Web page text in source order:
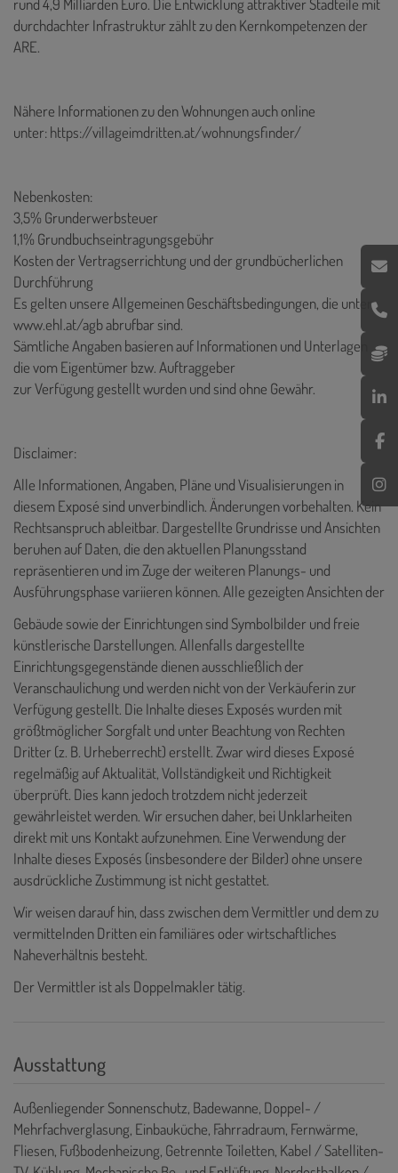
rund 4,9 Milliarden Euro. Die Entwicklung attraktiver Stadteile mit
durchdachter Infrastruktur zählt zu den Kernkompetenzen der
ARE.
Nähere Informationen zu den Wohnungen auch online
unter:https://villageimdritten.at/wohnungsfinder/
Nebenkosten:
3,5% Grunderwerbsteuer
1,1% Grundbuchseintragungsgebühr
Kosten der Vertragserrichtung und der grundbücherlichen
Durchführung
Es gelten unsere Allgemeinen Geschäftsbedingungen, die unter
www.ehl.at/agb abrufbar sind.
Sämtliche Angaben basieren auf Informationen und Unterlagen
die vom Eigentümer bzw. Auftraggeber
zur Verfügung gestellt wurden und sind ohne Gewähr.
Disclaimer:
Alle Informationen, Angaben, Pläne und Visualisierungen in
diesem Exposé sind unverbindlich. Änderungen vorbehalten. Kein
Rechtsanspruch ableitbar. Dargestellte Grundrisse und Ansichten
beruhen auf Daten, die den aktuellen Planungsstand
repräsentieren und im Zuge der weiteren Planungs- und
Ausführungsphase variieren können. Alle gezeigten Ansichten der
Gebäude sowie der Einrichtungen sind Symbolbilder und freie
künstlerische Darstellungen. Allenfalls dargestellte
Einrichtungsgegenstände dienen ausschließlich der
Veranschaulichung und werden nicht von der Verkäuferin zur
Verfügung gestellt. Die Inhalte dieses Exposés wurden mit
größtmöglicher Sorgfalt und unter Beachtung von Rechten
Dritter (z. B. Urheberrecht) erstellt. Zwar wird dieses Exposé
regelmäßig auf Aktualität, Vollständigkeit und Richtigkeit
überprüft. Dies kann jedoch trotzdem nicht jederzeit
gewährleistet werden. Wir ersuchen daher, bei Unklarheiten
direkt mit uns Kontakt aufzunehmen. Eine Verwendung der
Inhalte dieses Exposés (insbesondere der Bilder) ohne unsere
ausdrückliche Zustimmung ist nicht gestattet.
Wir weisen darauf hin, dass zwischen dem Vermittler und dem zu
vermittelnden Dritten ein familiäres oder wirtschaftliches
Naheverhältnis besteht.
Der Vermittler ist als Doppelmakler tätig.
Ausstattung
Außenliegender Sonnenschutz Badewanne Doppel- /
Mehrfachverglasung Einbauküche Fahrradraum Fernwärme
Fliesen Fußbodenheizung Getrennte Toiletten Kabel / Satelliten-